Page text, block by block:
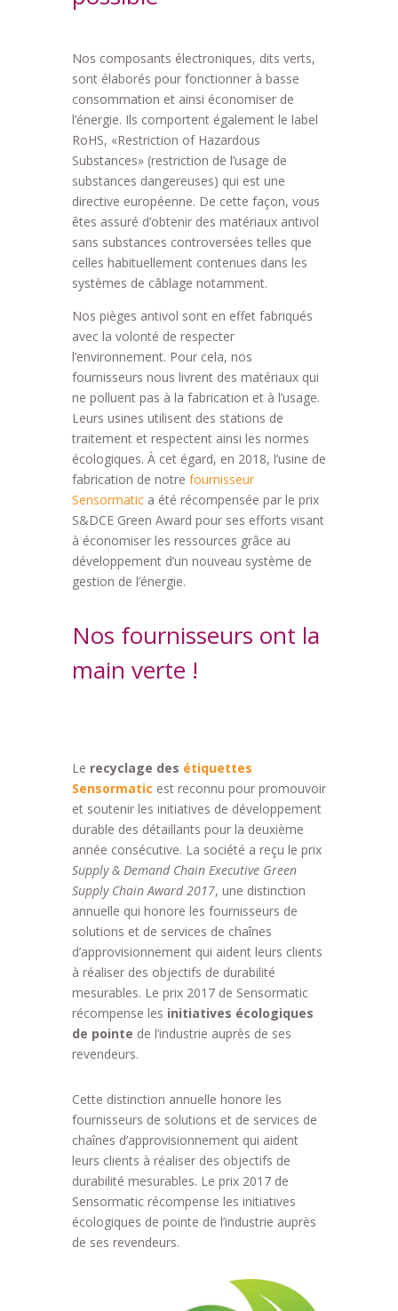
Nos composants électroniques, dits verts,
sont élaborés pour fonctionner à basse
consommation et ainsi économiser de
l’énergie. Ils comportent également le label
RoHS, «Restriction of Hazardous
Substances» (restriction de l’usage de
substances dangereuses) qui est une
directive européenne. De cette façon, vous
êtes assuré d’obtenir des matériaux antivol
sans substances controversées telles que
celles habituellement contenues dans les
systèmes de câblage notamment.
Nos pièges antivol sont en effet fabriqués
avec la volonté de respecter
l’environnement. Pour cela, nos
fournisseurs nous livrent des matériaux qui
ne polluent pas à la fabrication et à l’usage.
Leurs usines utilisent des stations de
traitement et respectent ainsi les normes
écologiques. À cet égard, en 2018, l’usine de
fabrication de notre fournisseur
Sensormatica été récompensée par le prix
S&DCE Green Award pour ses efforts visant
à économiser les ressources grâce au
développement d’un nouveau système de
gestion de l’énergie.
Nos fournisseurs ont la
main verte !
Le recyclage des étiquettes
Sensormatic est reconnu pour promouvoir
et soutenir les initiatives de développement
durable des détaillants pour la deuxième
année consécutive. La société a reçu le prix
Supply & Demand Chain Executive Green
Supply Chain Award 2017, une distinction
annuelle qui honore les fournisseurs de
solutions et de services de chaînes
d’approvisionnement qui aident leurs clients
à réaliser des objectifs de durabilité
mesurables. Le prix 2017 de Sensormatic
récompense les initiatives écologiques
de pointe de l’industrie auprès de ses
revendeurs.
Cette distinction annuelle honore les
fournisseurs de solutions et de services de
chaînes d’approvisionnement qui aident
leurs clients à réaliser des objectifs de
durabilité mesurables. Le prix 2017 de
Sensormatic récompense les initiatives
écologiques de pointe de l’industrie auprès
de ses revendeurs.